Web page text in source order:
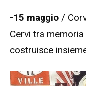
-15 maggio /
Cervi tra
costruisce